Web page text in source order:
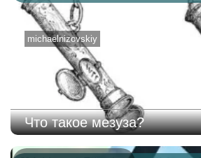
michaelnizovskiy
Что такое мезуза?